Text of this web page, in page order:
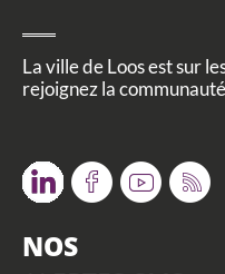
La ville de Loos est sur
rejoignez la
TwitterFacebookYoutube
RSS
NOS